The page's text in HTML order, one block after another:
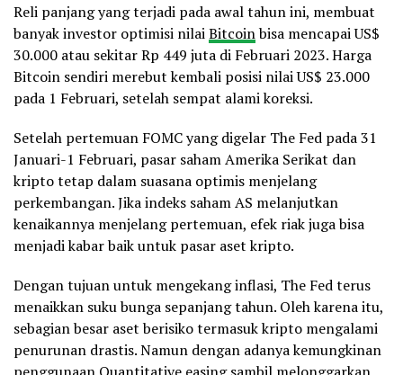
Reli panjang yang terjadi pada awal tahun ini, membuat
banyak investor optimisi nilaiBitcoinbisa mencapai US$
30.000 atau sekitar Rp 449 juta di Februari 2023. Harga
Bitcoin sendiri merebut kembali posisi nilai US$ 23.000
pada 1 Februari, setelah sempat alami koreksi.
Setelah pertemuan FOMC yang digelar The Fed pada 31
Januari-1 Februari, pasar saham Amerika Serikat dan
kripto tetap dalam suasana optimis menjelang
perkembangan. Jika indeks saham AS melanjutkan
kenaikannya menjelang pertemuan, efek riak juga bisa
menjadi kabar baik untuk pasar aset kripto.
Dengan tujuan untuk mengekang inflasi, The Fed terus
menaikkan suku bunga sepanjang tahun. Oleh karena itu,
sebagian besar aset berisiko termasuk kripto mengalami
penurunan drastis. Namun dengan adanya kemungkinan